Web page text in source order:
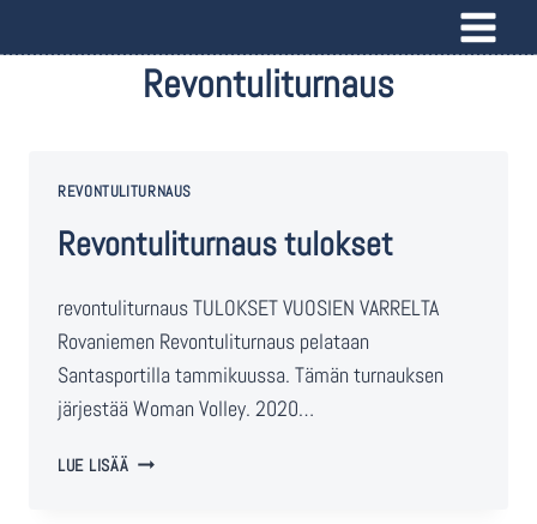
Revontuliturnaus
REVONTULITURNAUS
Revontuliturnaus tulokset
revontuliturnaus TULOKSET VUOSIEN VARRELTA
Rovaniemen Revontuliturnaus pelataan
Santasportilla tammikuussa. Tämän turnauksen
järjestää Woman Volley. 2020…
LUE LISÄÄ